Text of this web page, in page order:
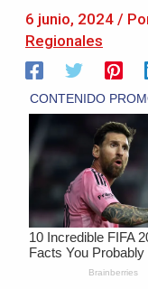
6 junio, 2024 /
Regionales